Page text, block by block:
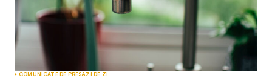
COMUNICATE DE PRESĂZI DE ZI